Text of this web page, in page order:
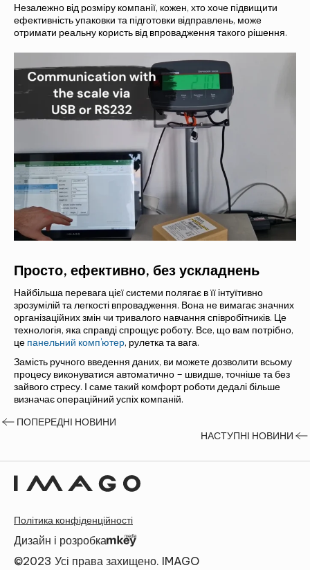
Незалежно від розміру компанії, кожен, хто хоче підвищити
ефективність упаковки та підготовки відправлень, може
отримати реальну користь від впровадження такого рішення.
Просто, ефективно, без ускладнень
Найбільша перевага цієї системи полягає в її інтуїтивно
зрозумілій та легкості впровадження. Вона не вимагає значних
організаційних змін чи тривалого навчання співробітників. Це
технологія, яка справді спрощує роботу. Все, що вам потрібно,
це панельний комп'ютер, рулетка та вага.
Замість ручного введення даних, ви можете дозволити всьому
процесу виконуватися автоматично – швидше, точніше та без
зайвого стресу. І саме такий комфорт роботи дедалі більше
визначає операційний успіх компаній.
ПОПЕРЕДНІ НОВИНИ
НАСТУПНІ НОВИНИ
Політика конфіденційності
Дизайн і розробка
©2023 Усі права захищено. IMAGO